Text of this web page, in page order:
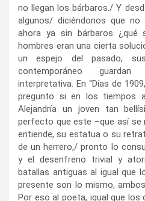
no llegan los bárbaros./ Y
algunos/ diciéndonos que
ahora ya sin bárbaros ¿qué
hombres eran una cierta
un espejo del pasado,
contemporáneo
interpretativa. En “Días de
pregunto si en los tiempos
Alejandría un joven tan
perfecto que este –que así se
entiende, su estatua o su
de un herrero,/ pronto lo
y el desenfreno trivial y
batallas antiguas al igual que
presente son lo mismo,
Por eso al poeta, igual que los